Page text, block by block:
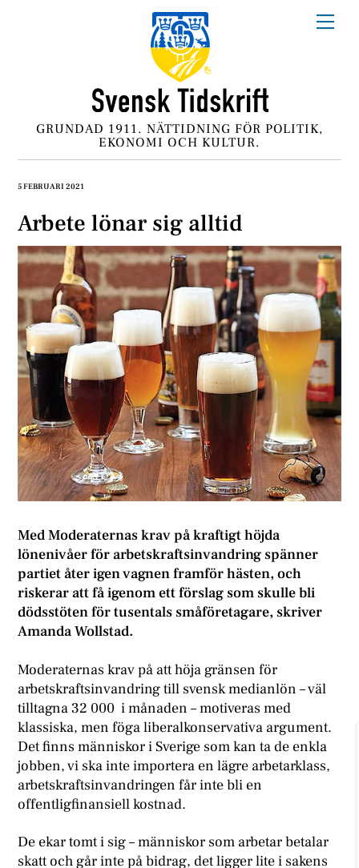
GRUNDAD 1911. NÄTTIDNING FÖR POLITIK,
EKONOMI OCH KULTUR.
5 FEBRUARI 2021
Arbete lönar sig alltid
Med Moderaternas krav på kraftigt höjda
lönenivåer för arbetskraftsinvandring spänner
partiet åter igen vagnen framför hästen, och
riskerar att få igenom ett förslag som skulle bli
dödsstöten för tusentals småföretagare, skriver
Amanda Wollstad.
Moderaternas krav på att höja gränsen för
arbetskraftsinvandring till svensk medianlön – väl
tilltagna 32 000 i månaden – motiveras med
klassiska, men föga liberalkonservativa argument.
Det finns människor i Sverige som kan ta de enkla
jobben, vi ska inte importera en lägre arbetarklass,
arbetskraftsinvandringen får inte bli en
offentligfinansiell kostnad.
De ekar tomt i sig – människor som arbetar betalar
skatt och går inte på bidrag, det ligger lite i sakens